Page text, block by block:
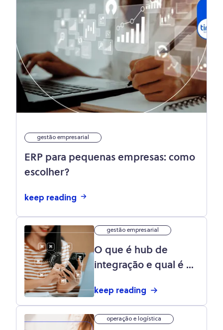
gestão empresarial
ERP para pequenas empresas: como
escolher?
keep reading
gestão empresarial
O que é hub de
integração e qual é o
para o seu negócio?
keep reading
operação e logística